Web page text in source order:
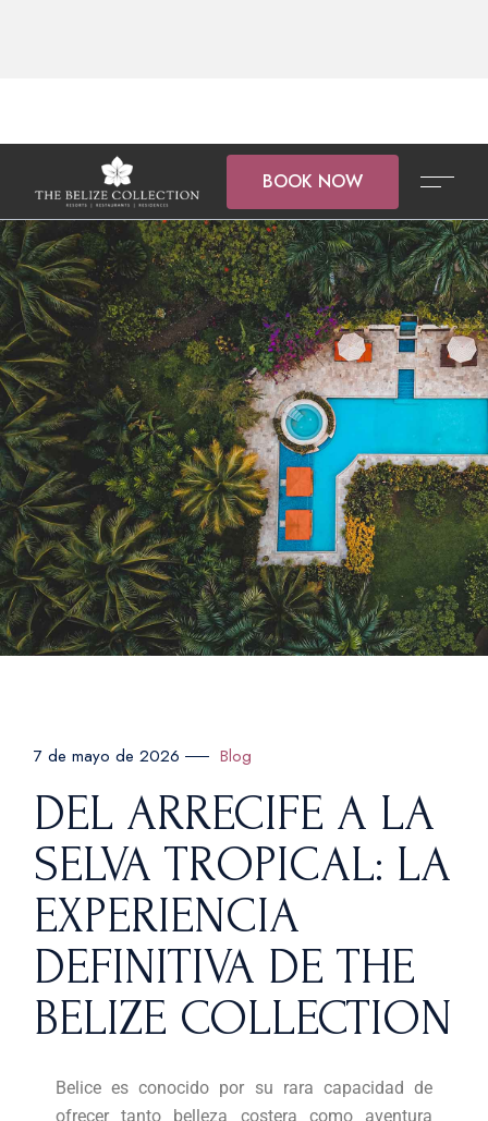
BOOK NOW
7 de mayo de 2026 Blog
DEL ARRECIFE A LA
SELVA TROPICAL: LA
EXPERIENCIA
DEFINITIVA DE THE
BELIZE COLLECTION
Belice es conocido por su rara capacidad de
ofrecer tanto belleza costera como aventura